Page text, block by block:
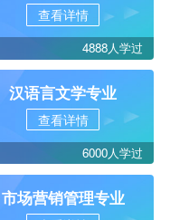
查看详情
4888人学过
汉语言文学专业
查看详情
6000人学过
市场营销管理专业